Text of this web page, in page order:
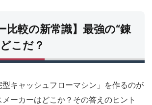
比較の新常識】最強の“錬
こだ？
キャッシュフローマシン」を作るのが
ーカーはどこか？その答えのヒント